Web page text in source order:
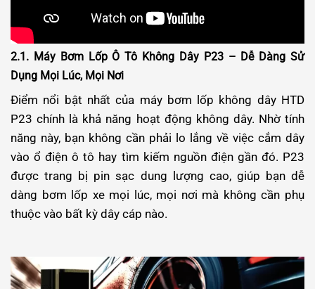
2.1. Máy Bơm Lốp Ô Tô Không Dây P23 – Dễ Dàng Sử
Dụng Mọi Lúc, Mọi Nơi
Điểm nổi bật nhất của máy bơm lốp không dây HTD
P23 chính là khả năng hoạt động không dây. Nhờ tính
năng này, bạn không cần phải lo lắng về việc cắm dây
vào ổ điện ô tô hay tìm kiếm nguồn điện gần đó. P23
được trang bị pin sạc dung lượng cao, giúp bạn dễ
dàng bơm lốp xe mọi lúc, mọi nơi mà không cần phụ
thuộc vào bất kỳ dây cáp nào.